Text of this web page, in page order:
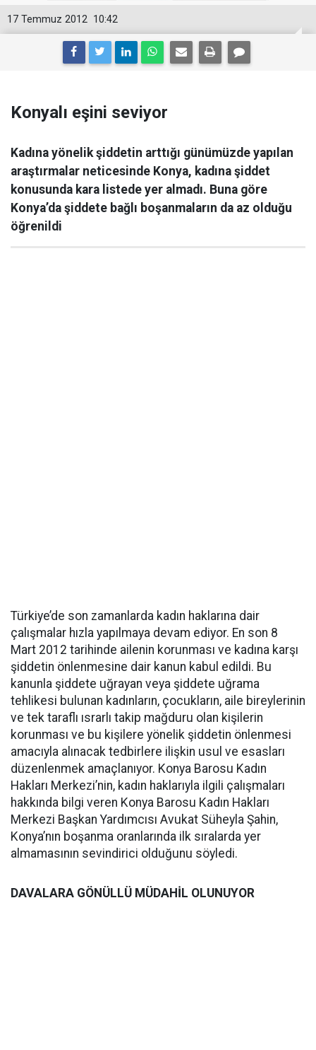
10:42
17 Temmuz 2012
Konyalı eşini seviyor
Kadına yönelik şiddetin arttığı günümüzde yapılan
araştırmalar neticesinde Konya, kadına şiddet
konusunda kara listede yer almadı. Buna göre
Konya’da şiddete bağlı boşanmaların da az olduğu
öğrenildi
Türkiye’de son zamanlarda kadın haklarına dair
çalışmalar hızla yapılmaya devam ediyor. En son 8
Mart 2012 tarihinde ailenin korunması ve kadına karşı
şiddetin önlenmesine dair kanun kabul edildi. Bu
kanunla şiddete uğrayan veya şiddete uğrama
tehlikesi bulunan kadınların, çocukların, aile bireylerinin
ve tek taraflı ısrarlı takip mağduru olan kişilerin
korunması ve bu kişilere yönelik şiddetin önlenmesi
amacıyla alınacak tedbirlere ilişkin usul ve esasları
düzenlenmek amaçlanıyor. Konya Barosu Kadın
Hakları Merkezi’nin, kadın haklarıyla ilgili çalışmaları
hakkında bilgi veren Konya Barosu Kadın Hakları
Merkezi Başkan Yardımcısı Avukat Süheyla Şahin,
Konya’nın boşanma oranlarında ilk sıralarda yer
almamasının sevindirici olduğunu söyledi.
DAVALARA GÖNÜLLÜ MÜDAHİL OLUNUYOR